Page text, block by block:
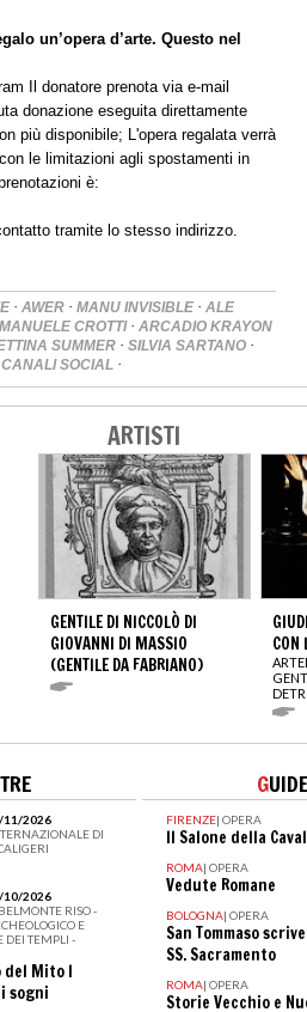
un’opera d’arte. Questo nel
Il donatore prenota via e-mail
donazione eseguita direttamente
più disponibile; L'opera regalata verrà
le limitazioni agli spostamenti in
è:
tramite lo stesso indirizzo.
· AWER · MANU INVISIBLE · ALE
CROTTI · ARCADIO KRAYON
SUMMER · SILVIA SARTANO ·
SOCIAL ·
ARTISTI
GENTILE DI NICCOLÒ DI
GIOVANNI DI MASSIO
(GENTILE DA FABRIANO)
CON
11/2026
DI
10/2026
RISO -
E
DEI TEMPLI -
del Mito I
sogni
GUIDE
FIRENZE| OPERA
Il Salone della
ROMA| OPERA
Vedute Romane
BOLOGNA| OPERA
San Tommaso
SS. Sacramento
ROMA| OPERA
Storie Vecchio e